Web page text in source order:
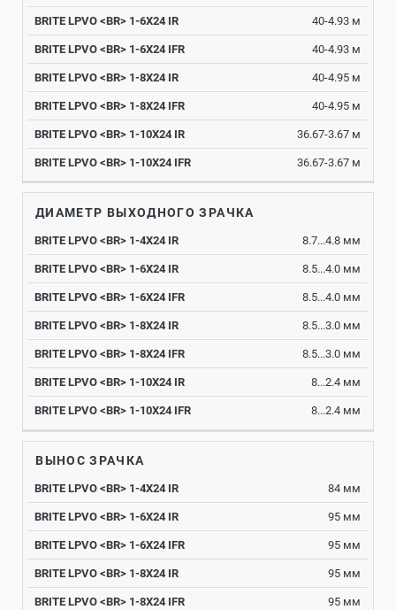
40-4.93 м
40-4.93 м
40-4.95 м
40-4.95 м
36.67-3.67 м
36.67-3.67 м
ДИАМЕТР ВЫХОДНОГО ЗРАЧКА
8.7...4.8 мм
8.5...4.0 мм
8.5...4.0 мм
8.5...3.0 мм
8.5...3.0 мм
8...2.4 мм
8...2.4 мм
ВЫНОС ЗРАЧКА
84 мм
95 мм
95 мм
95 мм
95 мм